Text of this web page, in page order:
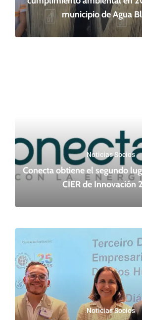
municipio de Agua
Noticias Socios
Conecta obtiene el segundo
CIER de Innovación
Noticias Socios